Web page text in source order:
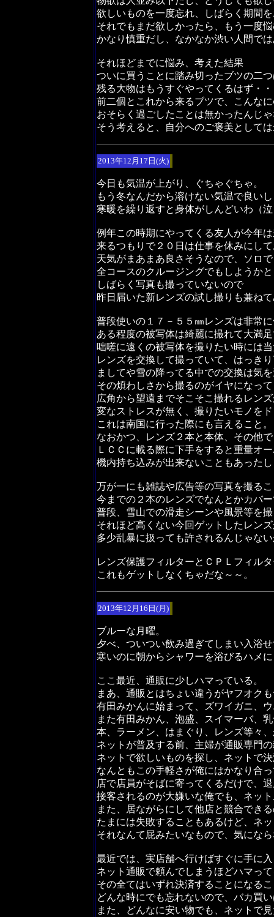
欲しいものを一度忘れ、しばらく期間
それでもまだ欲しかったら、もう一度
かなり慎重だし、なかなか渋い人間で
それほどまでに悩み、考えた結果
ついに買うことに踏み切ったブツの二
残る大物はもうすぐやってくるはず・
前二個とこれから来るブツで、こんな
おそらく過ごしたことは無かったんじ
そう考えると、自分へのご褒美として
2013年12月17日(火)
今日も気温が上がり、ぐちゃぐちゃ。
もう冬なんだから溶けない気温で良いし
寒暖を繰り返すと身体がしんどいわ（
例年この時期にやってくる友人が今年
来るつもりで２０日は仕事を休みにし
天気がまあまあ良さそうなので、ソロ
全コースのクルージングでもしようか
しばらく写真も撮っていないので
昨日届いた新レンズの試し撮りも兼ね
普段使いの１７－５５㎜レンズは非常
ある程度の被写体は綺麗に撮れて大満
咄嗟に遠くの被写体を撮りたい時には
レンズを交換して撮っていて、はっき
ましてや雪の降ってる中での交換は気
その煩わしさから撮るのがイヤになっ
広角から望遠までそこそこ撮れるレン
変なストレスが無く、撮りたいモノを
これは南国に行った際にも言えること。
なおかつ、レンズ２本と本体、その他
ＬＣＣに載る際に下手をすると重量オ
機内持ち込みが出来ないこともあった
万が一にも雑誌や広告等の写真を撮る
今までの２本のレンズでなんとかカバ
普段、雪山での滑走シーンや風景等を
それほど高くない今回ゲットしたレン
多少乱暴に扱っても許されるんじゃな
レンズ保護フィルターとＣＰＬフィル
これもゲットしなくちゃだな～～。
2013年12月16日(月)
ブルーな月曜。
夕べ、ついつい飲み過ぎてしまい入浴
寒いのに朝からシャワーを浴びるハメ
ここ最近、通販に少しハマっている。
まあ、通販とはちょい違うがヤフオク
有田みかんに始まって、ズワイガニ、
また有田みかん、泡盛、スイマーバ、
本、ラーメン、はまぐり、レンズ等々
ネットが普及する前、主婦が通販専門
ネットで欲しいものを探し、ネットで
なんともこの手軽さが俺にはかなり合
店で店員がそばに寄ってくるだけで、
接客されるのが大嫌いな俺でも、ネッ
また、居ながらにして他店と競合でき
たまには失敗することもあるけど、ネ
それなんて屁みたいなもので、気にな
最近では、実店舗へ行けばすぐに手に
ネット通販で頼んでしまうほどハマっ
その全てはいずれ決済することになる
どんな時にでも忘れないので、バカ買
また、どんなに安い物でも、ネットで